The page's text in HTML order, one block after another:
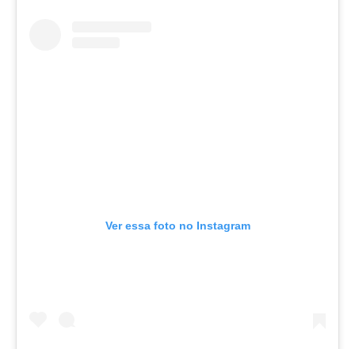
Ver essa foto no Instagram